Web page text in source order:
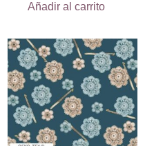
Añadir al carrito